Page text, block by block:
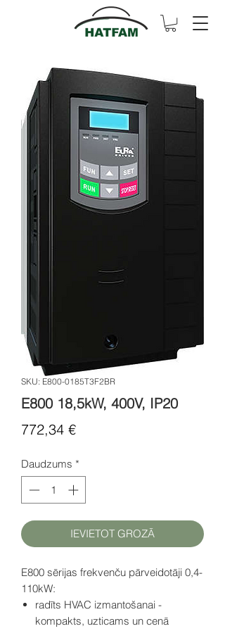
SKU: E800-0185T3F2BR
E800 18,5kW, 400V, IP20
772,34 €Cena
Daudzums *
IEVIETOT GROZĀ
E800 sērijas frekvenču pārveidotāji 0,4-
110kW:
radīts HVAC izmantošanai -
kompakts, uzticams un cenā